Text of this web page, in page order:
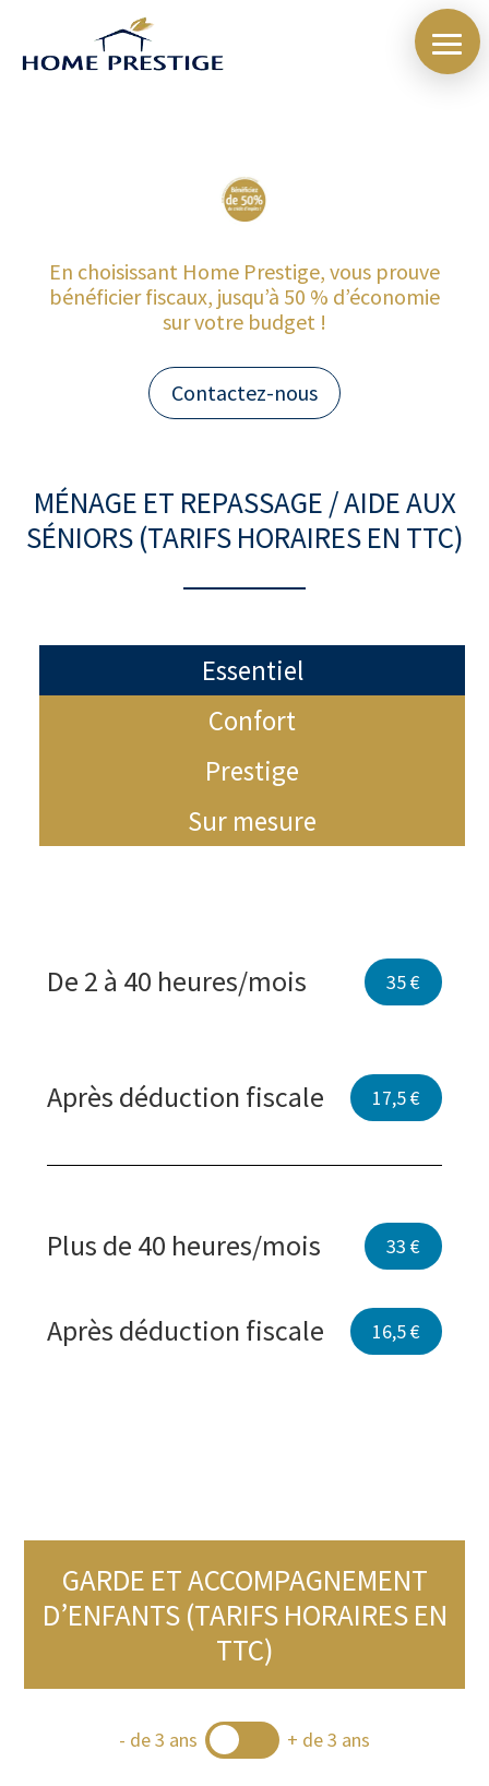
En choisissant Home Prestige, vous prouve
bénéficier fiscaux, jusqu’à 50 % d’économie
sur votre budget !
Contactez-nous
MÉNAGE ET REPASSAGE / AIDE AUX
SÉNIORS (TARIFS HORAIRES EN TTC)
Essentiel
Confort
Prestige
Sur mesure
De 2 à 40 heures/mois 35 €
Après déduction fiscale 17,5 €
Plus de 40 heures/mois 33 €
Après déduction fiscale 16,5 €
GARDE ET ACCOMPAGNEMENT
D’ENFANTS (TARIFS HORAIRES EN
TTC)
- de 3 ans + de 3 ans